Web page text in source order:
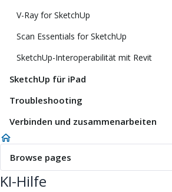
V-Ray for SketchUp
Scan Essentials for SketchUp
SketchUp-Interoperabilität mit Revit
SketchUp für iPad
Troubleshooting
Verbinden und zusammenarbeiten
Browse pages
KI-Hilfe